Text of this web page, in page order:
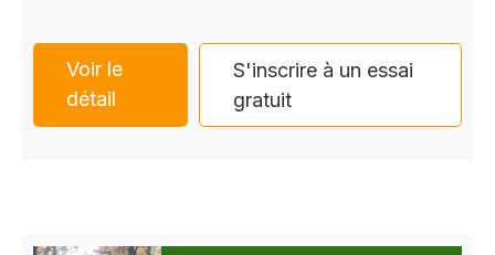
Voir le
détail
S'inscrire à un essai
gratuit